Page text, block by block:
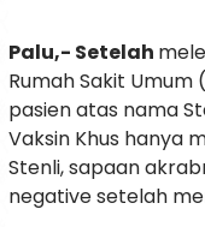
Palu,- Setelah
Rumah Sakit Umum
pasien atas nama
Vaksin Khus hanya
Stenli, sapaan
negative setelah